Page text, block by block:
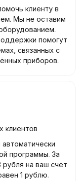
клиенту в
Мы не оставим
помогут
связанных с
приборов.
клиентов
программы. За
на ваш счет
1 рублю.